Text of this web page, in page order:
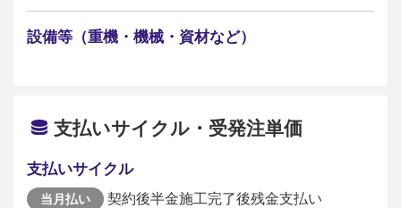
設備等（重機・機械・資材など）
支払いサイクル・受発注単価
支払いサイクル
当月払い 契約後半金施工完了後残金支払い